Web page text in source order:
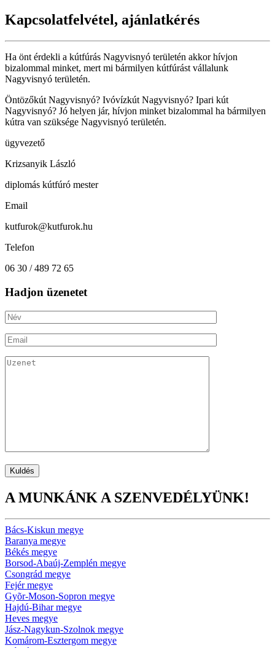
Kapcsolatfelvétel, ajánlatkérés
Ha önt érdekli a kútfúrás Nagyvisnyó területén akkor hívjon
bizalommal minket, mert mi bármilyen kútfúrást vállalunk
Nagyvisnyó területén.
Öntözőkút Nagyvisnyó? Ivóvízkút Nagyvisnyó? Ipari kút
Nagyvisnyó? Jó helyen jár, hívjon minket bizalommal ha bármilyen
kútra van szüksége Nagyvisnyó területén.
ügyvezető
Krizsanyik László
diplomás kútfúró mester
Email
kutfurok@kutfurok.hu
Telefon
06 30 / 489 72 65
Hadjon üzenetet
A MUNKÁNK A SZENVEDÉLYÜNK!
Bács-Kiskun megye
Baranya megye
Békés megye
Borsod-Abaúj-Zemplén megye
Csongrád megye
Fejér megye
Gyõr-Moson-Sopron megye
Hajdú-Bihar megye
Heves megye
Jász-Nagykun-Szolnok megye
Komárom-Esztergom megye